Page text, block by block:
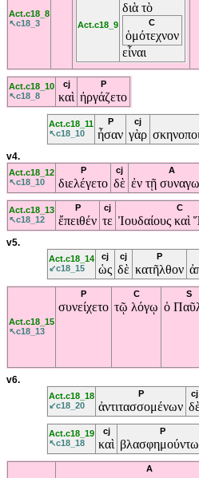
Act.c18_8
↖c18_3
Act.c18_9
διὰ τὸ
C
ὁμότεχνον
εἶναι
Act.c18_10
↖c18_8
cj
καὶ
P
ἠργάζετο
Act.c18_11
↖c18_10
P
ἦσαν
cj
γὰρ
v4.
Act.c18_12
↖c18_10
P
διελέγετο
cj
δὲ
A
ἐν τῇ
Act.c18_13
↖c18_12
P
ἔπειθέν
cj
τε
C
Ἰουδαίους καὶ
v5.
Act.c18_14
↙c18_15
cj
ὡς
cj
δὲ
P
κατῆλθον
Act.c18_15
↖c18_13
P
συνείχετο
C
τῷ λόγῳ
S
ὁ
v6.
Act.c18_18
↙c18_20
P
ἀντιτασσομένων
cj
δὲ
Act.c18_19
↖c18_18
cj
καὶ
P
A